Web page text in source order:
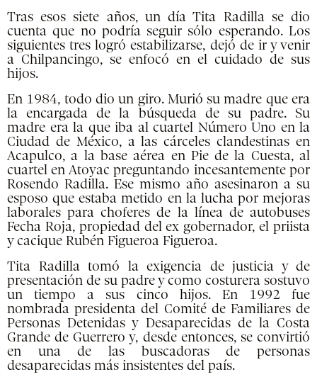
Tras esos siete años, un día Tita Radilla se dio
cuenta que no podría seguir sólo esperando. Los
siguientes tres logró estabilizarse, dejó de ir y venir
a Chilpancingo, se enfocó en el cuidado de sus
hijos.
En 1984, todo dio un giro. Murió su madre que era
la encargada de la búsqueda de su padre. Su
madre era la que iba al cuartel Número Uno en la
Ciudad de México, a las cárceles clandestinas en
Acapulco, a la base aérea en Pie de la Cuesta, al
cuartel en Atoyac preguntando incesantemente por
Rosendo Radilla. Ese mismo año asesinaron a su
esposo que estaba metido en la lucha por mejoras
laborales para choferes de la línea de autobuses
Fecha Roja, propiedad del ex gobernador, el priista
y cacique Rubén Figueroa Figueroa.
Tita Radilla tomó la exigencia de justicia y de
presentación de su padre y como costurera sostuvo
un tiempo a sus cinco hijos. En 1992 fue
nombrada presidenta del Comité de Familiares de
Personas Detenidas y Desaparecidas de la Costa
Grande de Guerrero y, desde entonces, se convirtió
en una de las buscadoras de personas
desaparecidas más insistentes del país.